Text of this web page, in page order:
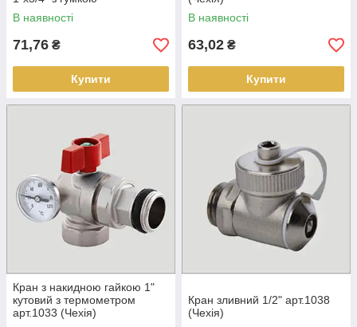
В наявності
71,76 ₴
Купити
В наявності
63,02 ₴
Купити
Кран з накидною гайкою 1"
кутовий з термометром
арт.1033 (Чехія)
Кран зливний 1/2" арт.1038
(Чехія)